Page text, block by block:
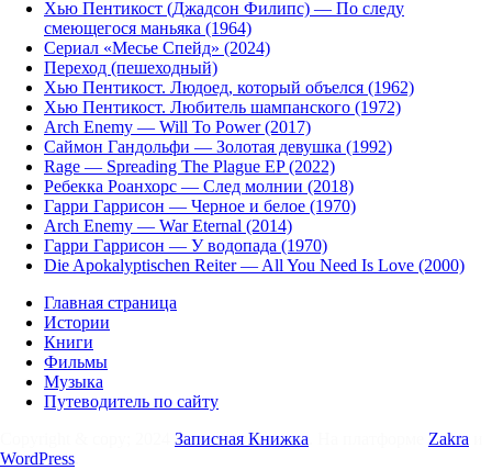
Хью Пентикост (Джадсон Филипс) — По следу
смеющегося маньяка (1964)
Сериал «Месье Спейд» (2024)
Переход (пешеходный)
Хью Пентикост. Людоед, который объелся (1962)
Хью Пентикост. Любитель шампанского (1972)
Arch Enemy — Will To Power (2017)
Саймон Гандольфи — Золотая девушка (1992)
Rage — Spreading The Plague EP (2022)
Ребекка Роанхорс — След молнии (2018)
Гарри Гаррисон — Черное и белое (1970)
Arch Enemy — War Eternal (2014)
Гарри Гаррисон — У водопада (1970)
Die Apokalyptischen Reiter — All You Need Is Love (2000)
Главная страница
Истории
Книги
Фильмы
Музыка
Путеводитель по сайту
Записная Книжка Zakra
WordPress